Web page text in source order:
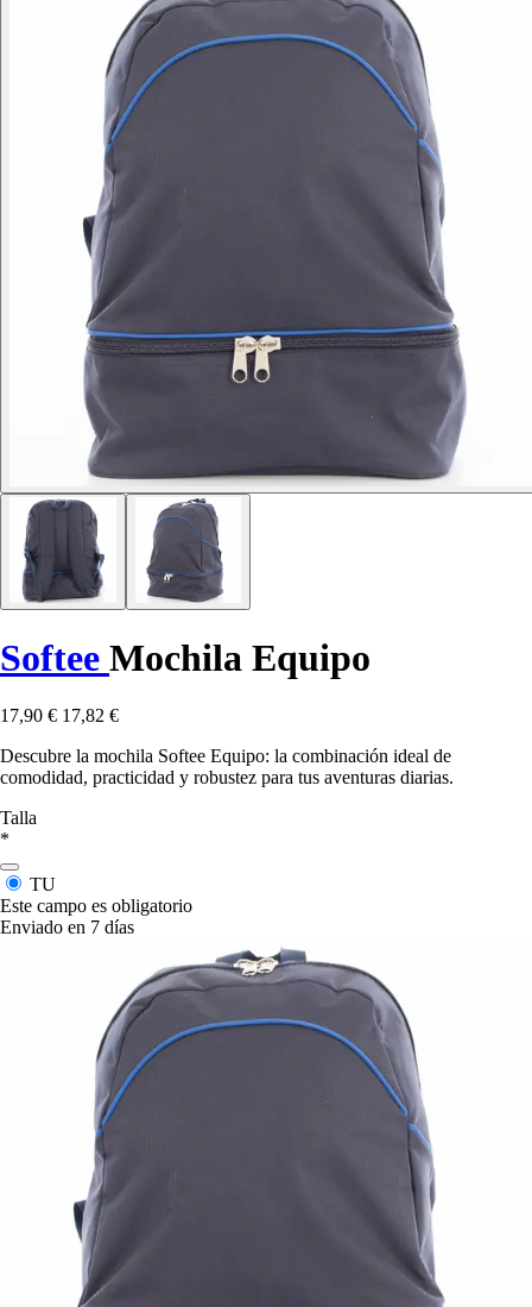
Softee Mochila Equipo
17,90 € 17,82 €
Descubre la mochila Softee Equipo: la combinación ideal de
comodidad, practicidad y robustez para tus aventuras diarias.
Talla
*
TU
Este campo es obligatorio
Enviado en 7 días